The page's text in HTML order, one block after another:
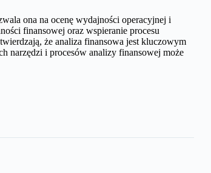
ona na ocenę wydajności operacyjnej i
finansowej oraz wspieranie procesu
że analiza finansowa jest kluczowym
narzędzi i procesów analizy finansowej może